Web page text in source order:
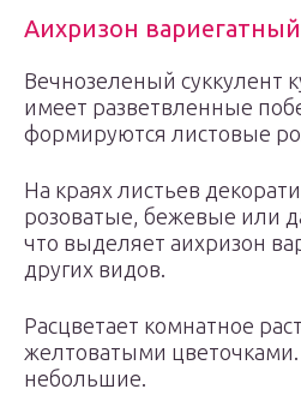
Аихризон вариегатный
Вечнозеленый суккулент
имеет разветвленные
формируются листовые
На краях листьев
розоватые, бежевые или
что выделяет аихризон
других видов.
Расцветает комнатное
желтоватыми
небольшие.